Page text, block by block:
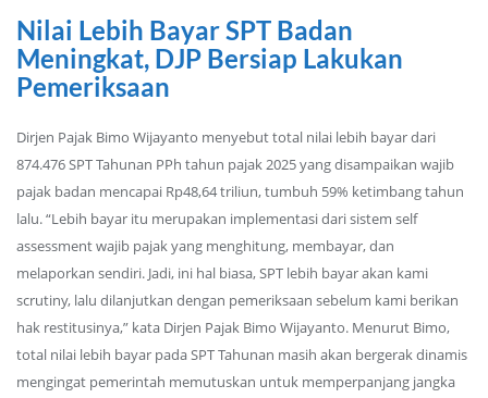
Nilai Lebih Bayar SPT Badan
Meningkat, DJP Bersiap Lakukan
Pemeriksaan
Dirjen Pajak Bimo Wijayanto menyebut total nilai lebih bayar dari
874.476 SPT Tahunan PPh tahun pajak 2025 yang disampaikan wajib
pajak badan mencapai Rp48,64 triliun, tumbuh 59% ketimbang tahun
lalu. “Lebih bayar itu merupakan implementasi dari sistem self
assessment wajib pajak yang menghitung, membayar, dan
melaporkan sendiri. Jadi, ini hal biasa, SPT lebih bayar akan kami
scrutiny, lalu dilanjutkan dengan pemeriksaan sebelum kami berikan
hak restitusinya,” kata Dirjen Pajak Bimo Wijayanto. Menurut Bimo,
total nilai lebih bayar pada SPT Tahunan masih akan bergerak dinamis
mengingat pemerintah memutuskan untuk memperpanjang jangka